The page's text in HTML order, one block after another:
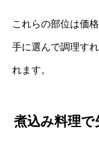
これらの部位は価
手に選んで調理す
れます。
煮込み料理